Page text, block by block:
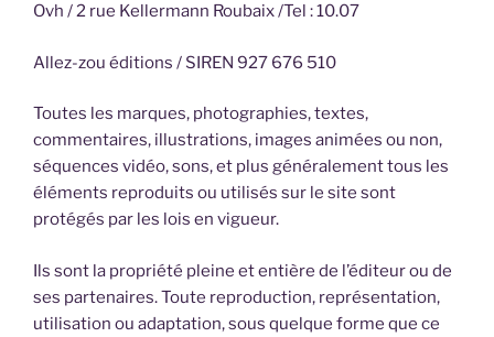
Ovh / 2 rue Kellermann Roubaix /Tel : 10.07
Allez-zou éditions / SIREN 927 676 510
Toutes les marques, photographies, textes,
commentaires, illustrations, images animées ou non,
séquences vidéo, sons, et plus généralement tous les
éléments reproduits ou utilisés sur le site sont
protégés par les lois en vigueur.
Ils sont la propriété pleine et entière de l’éditeur ou de
ses partenaires. Toute reproduction, représentation,
utilisation ou adaptation, sous quelque forme que ce